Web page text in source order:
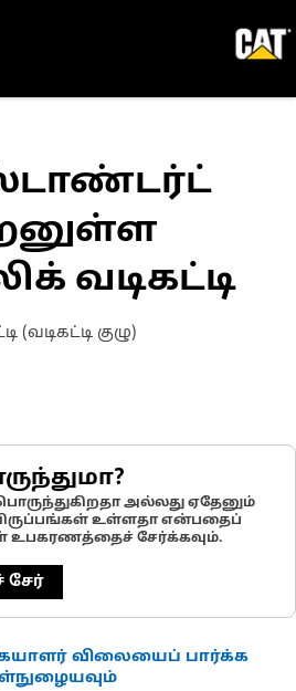
வடிகட்டி
(வடிகட்டி குழு)
அல்லது ஏதேனும்
விருப்பங்கள் உள்ளதா என்பதைப்
உபகரணத்தைச் சேர்க்கவும்.
விலையைப் பார்க்க